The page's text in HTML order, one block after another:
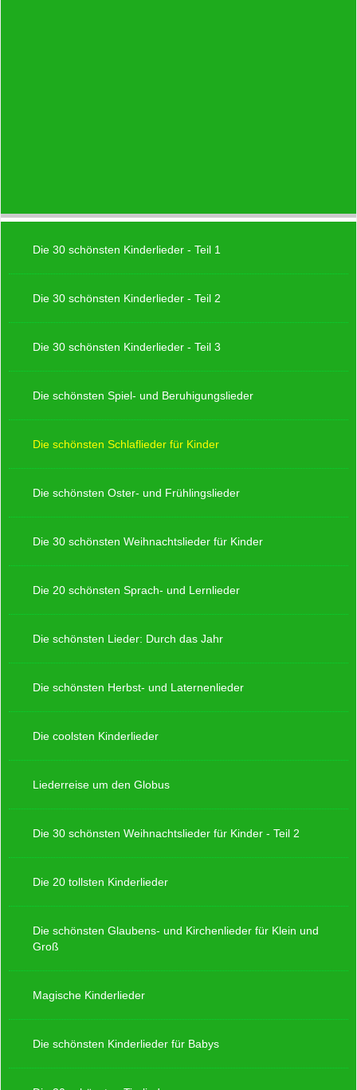
Die 30 schönsten Kinderlieder - Teil 1
Die 30 schönsten Kinderlieder - Teil 2
Die 30 schönsten Kinderlieder - Teil 3
Die schönsten Spiel- und Beruhigungslieder
Die schönsten Schlaflieder für Kinder
Die schönsten Oster- und Frühlingslieder
Die 30 schönsten Weihnachtslieder für Kinder
Die 20 schönsten Sprach- und Lernlieder
Die schönsten Lieder: Durch das Jahr
Die schönsten Herbst- und Laternenlieder
Die coolsten Kinderlieder
Liederreise um den Globus
Die 30 schönsten Weihnachtslieder für Kinder - Teil 2
Die 20 tollsten Kinderlieder
Die schönsten Glaubens- und Kirchenlieder für Klein und
Groß
Magische Kinderlieder
Die schönsten Kinderlieder für Babys